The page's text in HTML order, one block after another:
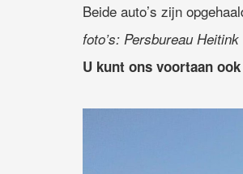
Beide auto’s zijn
foto’s: Persbureau Heitink
U kunt ons voortaan